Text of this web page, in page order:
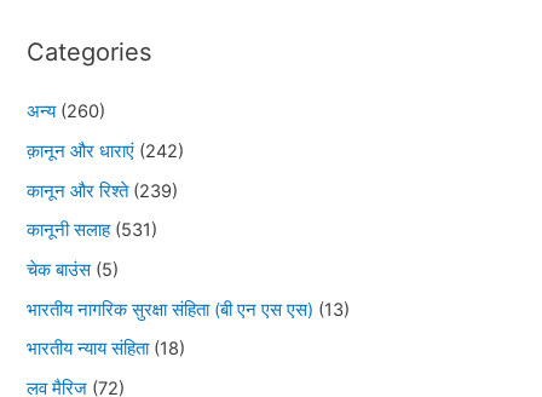
Categories
अन्य(260)
क़ानून और धाराएं (242)
कानून और रिश्ते(239)
कानूनी सलाह(531)
चेक बाउंस(5)
भारतीय नागरिक सुरक्षा संहिता (बी एन एस एस) (13)
भारतीय न्याय संहिता(18)
लव मैरिज (72)